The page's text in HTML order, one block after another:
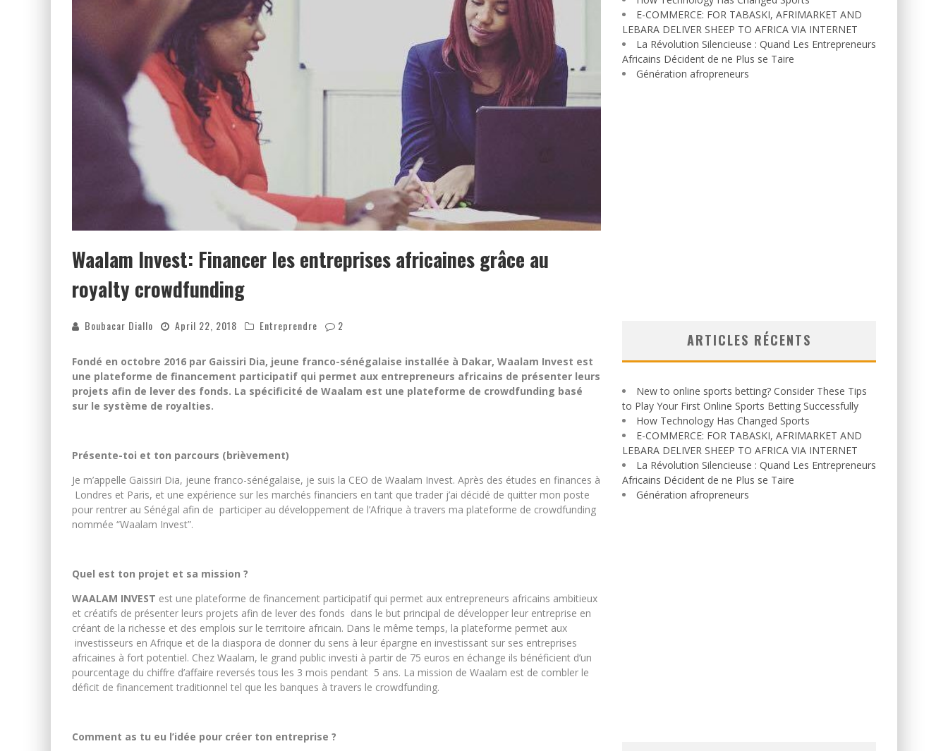
Waalam Invest: Financer les entreprises africaines grâce au
royalty crowdfunding
Boubacar Diallo April 22, 2018 Entreprendre 2
Fondé en octobre 2016 par Gaissiri Dia, jeune franco-sénégalaise installée à Dakar, Waalam Invest est
une plateforme de financement participatif qui permet aux entrepreneurs africains de présenter leurs
projets afin de lever des fonds. La spécificité de Waalam est une plateforme de crowdfunding basé
sur le système de royalties.
Présente-toi et ton parcours (brièvement)
Je m’appelle Gaissiri Dia, jeune franco-sénégalaise, je suis la CEO de Waalam Invest. Après des études en finances à
Londres et Paris, et une expérience sur les marchés financiers en tant que trader j’ai décidé de quitter mon poste
pour rentrer au Sénégal afin de participer au développement de l’Afrique à travers ma plateforme de crowdfunding
nommée “Waalam Invest”.
Quel est ton projet et sa mission ?
WAALAM INVEST est une plateforme de financement participatif qui permet aux entrepreneurs africains ambitieux
et créatifs de présenter leurs projets afin de lever des fonds dans le but principal de développer leur entreprise en
créant de la richesse et des emplois sur le territoire africain. Dans le même temps, la plateforme permet aux
investisseurs en Afrique et de la diaspora de donner du sens à leur épargne en investissant sur ses entreprises
africaines à fort potentiel. Chez Waalam, le grand public investi à partir de 75 euros en échange ils bénéficient d’un
pourcentage du chiffre d’affaire reversés tous les 3 mois pendant 5 ans. La mission de Waalam est de combler le
déficit de financement traditionnel tel que les banques à travers le crowdfunding.
Comment as tu eu l’idée pour créer ton entreprise ?
E-COMMERCE: FOR TABASKI, AFRIMARKET AND
LEBARA DELIVER SHEEP TO AFRICA VIA INTERNET
La Révolution Silencieuse : Quand Les Entrepreneurs
Africains Décident de ne Plus se Taire
Génération afropreneurs
ARTICLES RÉCENTS
New to online sports betting? Consider These Tips
to Play Your First Online Sports Betting Successfully
How Technology Has Changed Sports
E-COMMERCE: FOR TABASKI, AFRIMARKET AND
LEBARA DELIVER SHEEP TO AFRICA VIA INTERNET
La Révolution Silencieuse : Quand Les Entrepreneurs
Africains Décident de ne Plus se Taire
Génération afropreneurs